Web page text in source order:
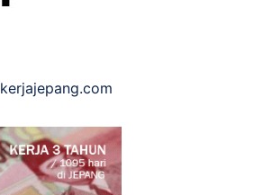
kerjajepang.com